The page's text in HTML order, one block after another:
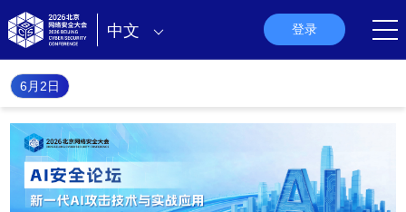
中文 登录
6月2日